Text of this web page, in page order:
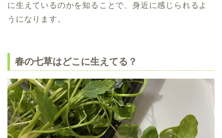
に生えているのかを知ることで、身近に感じられるよ
うになります。
春の七草はどこに生えてる？